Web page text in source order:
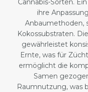
Cannabis-Sorten.
ihre
Anbaumethoden,
Kokossubstraten.
gewährleistet
Ernte, was für
ermöglicht die
Samen
Raumnutzung, was